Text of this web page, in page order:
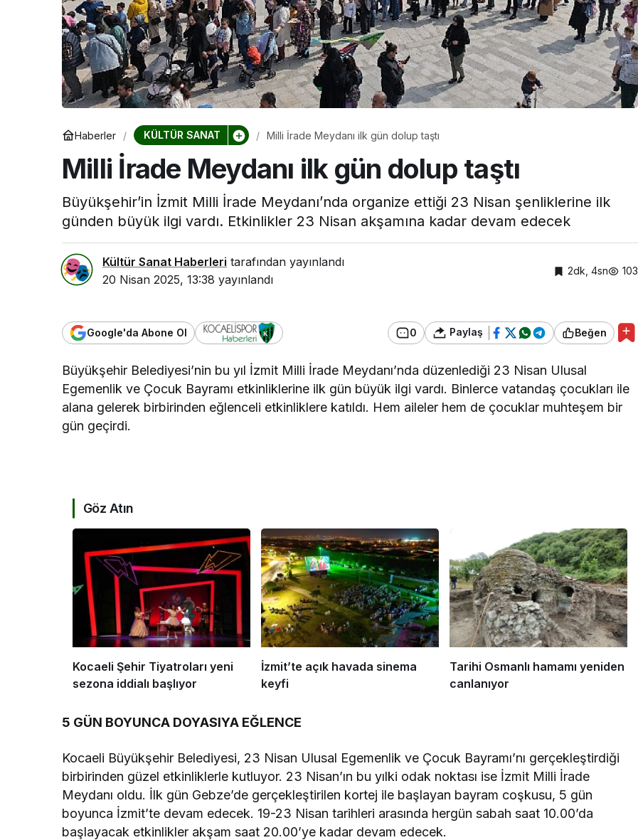
Haberler KÜLTÜR SANAT Milli İrade Meydanı ilk gün dolup taştı
Milli İrade Meydanı ilk gün dolup taştı
Büyükşehir’in İzmit Milli İrade Meydanı’nda organize ettiği 23 Nisan şenliklerine ilk
günden büyük ilgi vardı. Etkinlikler 23 Nisan akşamına kadar devam edecek
Kültür Sanat Haberleri tarafından yayınlandı
20 Nisan 2025, 13:38 yayınlandı
2dk, 4sn 103
Google'da Abone Ol 0 Paylaş Beğen
Büyükşehir Belediyesi’nin bu yıl İzmit Milli İrade Meydanı’nda düzenlediği 23 Nisan Ulusal
Egemenlik ve Çocuk Bayramı etkinliklerine ilk gün büyük ilgi vardı. Binlerce vatandaş çocukları ile
alana gelerek birbirinden eğlenceli etkinliklere katıldı. Hem aileler hem de çocuklar muhteşem bir
gün geçirdi.
Göz Atın
Kocaeli Şehir Tiyatroları yeni
sezona iddialı başlıyor
İzmit’te açık havada sinema
keyfi
Tarihi Osmanlı hamamı yeniden
canlanıyor
5 GÜN BOYUNCA DOYASIYA EĞLENCE
Kocaeli Büyükşehir Belediyesi, 23 Nisan Ulusal Egemenlik ve Çocuk Bayramı’nı gerçekleştirdiği
birbirinden güzel etkinliklerle kutluyor. 23 Nisan’ın bu yılki odak noktası ise İzmit Milli İrade
Meydanı oldu. İlk gün Gebze’de gerçekleştirilen kortej ile başlayan bayram coşkusu, 5 gün
boyunca İzmit’te devam edecek. 19-23 Nisan tarihleri arasında hergün sabah saat 10.00’da
başlayacak etkinlikler akşam saat 20.00’ye kadar devam edecek.
Kocaeli Devlet Hastanesi
Kocaeli Devlet
Hastanesi’nde Emzirme
Haftası Etkinliği
Kocaeli Devlet Hastanesi
Ramazan’da Dengeli
Beslenme ve Düzenli
Yaşam Vurgusu